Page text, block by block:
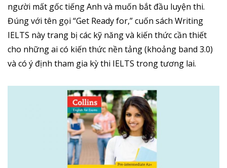
người mất gốc tiếng Anh và muốn bắt đầu luyện thi.
Đúng với tên gọi “Get Ready for,” cuốn sách Writing
IELTS này trang bị các kỹ năng và kiến thức cần thiết
cho những ai có kiến thức nền tảng (khoảng band 3.0)
và có ý định tham gia kỳ thi IELTS trong tương lai.